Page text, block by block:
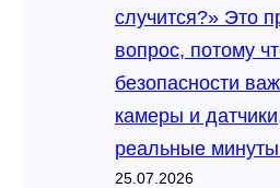
случится?» Это
вопрос, потому
безопасности
камеры и
реальные
25.07.2026